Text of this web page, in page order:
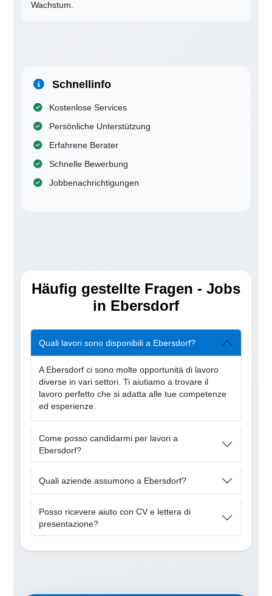
Wachstum.
Schnellinfo
Kostenlose Services
Persönliche Unterstützung
Erfahrene Berater
Schnelle Bewerbung
Jobbenachrichtigungen
Häufig gestellte Fragen - Jobs
in Ebersdorf
Quali lavori sono disponibili a Ebersdorf?
A Ebersdorf ci sono molte opportunità di lavoro
diverse in vari settori. Ti aiutiamo a trovare il
lavoro perfetto che si adatta alle tue competenze
ed esperienze.
Come posso candidarmi per lavori a
Ebersdorf?
Quali aziende assumono a Ebersdorf?
Posso ricevere aiuto con CV e lettera di
presentazione?